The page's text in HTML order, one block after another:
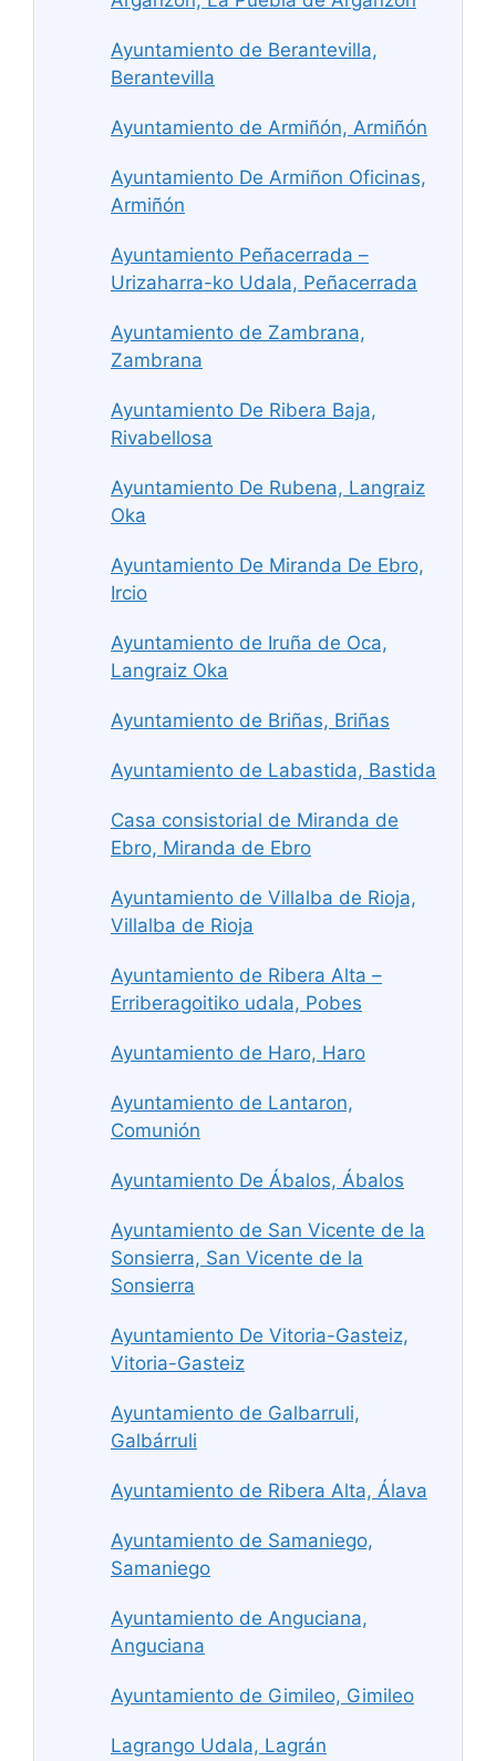
Ayuntamiento de Berantevilla,
Berantevilla
Ayuntamiento de Armiñón, Armiñón
Ayuntamiento De Armiñon Oficinas,
Armiñón
Ayuntamiento Peñacerrada –
Urizaharra-ko Udala, Peñacerrada
Ayuntamiento de Zambrana,
Zambrana
Ayuntamiento De Ribera Baja,
Rivabellosa
Ayuntamiento De Rubena, Langraiz
Oka
Ayuntamiento De Miranda De Ebro,
Ircio
Ayuntamiento de Iruña de Oca,
Langraiz Oka
Ayuntamiento de Briñas, Briñas
Ayuntamiento de Labastida, Bastida
Casa consistorial de Miranda de
Ebro, Miranda de Ebro
Ayuntamiento de Villalba de Rioja,
Villalba de Rioja
Ayuntamiento de Ribera Alta –
Erriberagoitiko udala, Pobes
Ayuntamiento de Haro, Haro
Ayuntamiento de Lantaron,
Comunión
Ayuntamiento De Ábalos, Ábalos
Ayuntamiento de San Vicente de la
Sonsierra, San Vicente de la
Sonsierra
Ayuntamiento De Vitoria-Gasteiz,
Vitoria-Gasteiz
Ayuntamiento de Galbarruli,
Galbárruli
Ayuntamiento de Ribera Alta, Álava
Ayuntamiento de Samaniego,
Samaniego
Ayuntamiento de Anguciana,
Anguciana
Ayuntamiento de Gimileo, Gimileo
Lagrango Udala, Lagrán